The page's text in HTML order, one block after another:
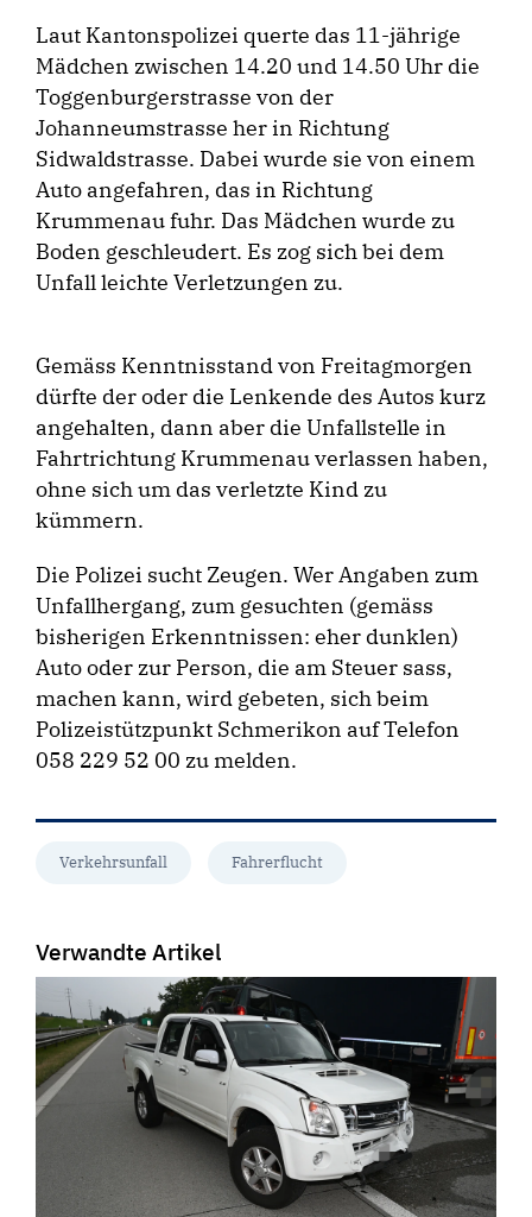
Laut Kantonspolizei querte das 11-jährige
Mädchen zwischen 14.20 und 14.50 Uhr die
Toggenburgerstrasse von der
Johanneumstrasse her in Richtung
Sidwaldstrasse. Dabei wurde sie von einem
Auto angefahren, das in Richtung
Krummenau fuhr. Das Mädchen wurde zu
Boden geschleudert. Es zog sich bei dem
Unfall leichte Verletzungen zu.
Gemäss Kenntnisstand von Freitagmorgen
dürfte der oder die Lenkende des Autos kurz
angehalten, dann aber die Unfallstelle in
Fahrtrichtung Krummenau verlassen haben,
ohne sich um das verletzte Kind zu
kümmern.
Die Polizei sucht Zeugen. Wer Angaben zum
Unfallhergang, zum gesuchten (gemäss
bisherigen Erkenntnissen: eher dunklen)
Auto oder zur Person, die am Steuer sass,
machen kann, wird gebeten, sich beim
Polizeistützpunkt Schmerikon auf Telefon
058 229 52 00 zu melden.
Verkehrsunfall Fahrerflucht
Verwandte Artikel